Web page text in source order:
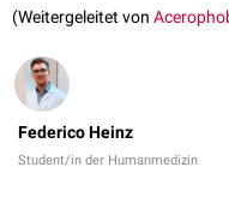
(Weitergeleitet von
Federico Heinz
Student/in der Humanmedizin